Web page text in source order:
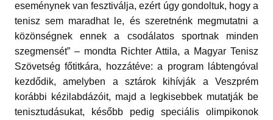
eseménynek van fesztiválja, ezért úgy gondoltuk, hogy a
tenisz sem maradhat le, és szeretnénk megmutatni a
közönségnek ennek a csodálatos sportnak minden
szegmensét” – mondta Richter Attila, a Magyar Tenisz
Szövetség főtitkára, hozzátéve: a program lábtengóval
kezdődik, amelyben a sztárok kihívják a Veszprém
korábbi kézilabdázóit, majd a legkisebbek mutatják be
tenisztudásukat, később pedig speciális olimpikonok